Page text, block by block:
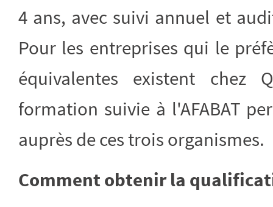
4 ans, avec suivi annuel et
Pour les entreprises qui le
équivalentes existent chez
formation suivie à l'AFABAT
auprès de ces trois organismes.
Comment obtenir la